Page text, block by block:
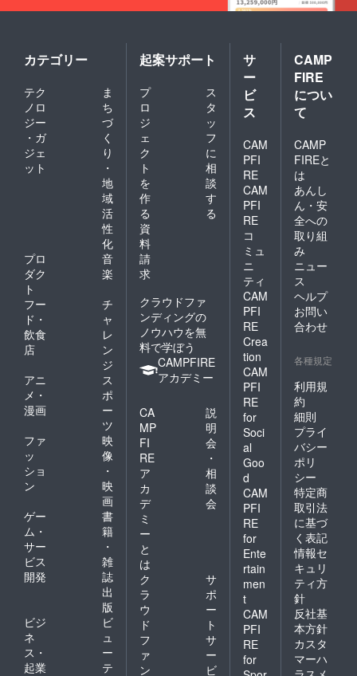
カテゴリー
テク
ノロ
ジー
・ガ
ジェ
ット
ま
ち
づ
く
り
・
地
域
活
性
化
プロ
ダク
ト
音
楽
フー
ド・
飲食
店
チ
ャ
レ
ン
ジ
アニ
メ・
漫画
ス
ポ
ー
ツ
ファ
ッ
ショ
ン
映
像
・
映
画
ゲー
ム・
サー
ビス
開発
書
籍
・
雑
誌
出
版
ビジ
ネ
ス・
起業
ビ
ュ
ー
テ
起案サポート
プ
ロ
ジ
ェ
ク
ト
を
作
る
ス
タ
ッ
フ
に
相
談
す
る
資
料
請
求
クラウドファ
ンディングの
ノウハウを無
料で学ぼう
CAMPFIRE
アカデミー
CA
MP
FI
RE
ア
カ
デ
ミ
ー
と
は
説
明
会
・
相
談
会
ク
ラ
ウ
ド
フ
ァ
ン
サ
ポ
ー
ト
サ
ー
ビ
サ
ー
ビ
ス
CAM
PFI
RE
CAM
PFI
RE
コ
ミュ
ニ
ティ
CAM
PFI
RE
Crea
tion
CAM
PFI
RE
for
Soci
al
Goo
d
CAM
PFI
RE
for
Ente
rtain
men
t
CAM
PFI
RE
for
CAMP
FIRE
につい
て
CAMP
FIREと
は
あんし
ん・安
全への
取り組
み
ニュー
ス
ヘルプ
お問い
合わせ
各種規定
利用規
約
細則
プライ
バシー
ポリ
シー
特定商
取引法
に基づ
く表記
情報セ
キュリ
ティ方
針
反社基
本方針
カスタ
マーハ